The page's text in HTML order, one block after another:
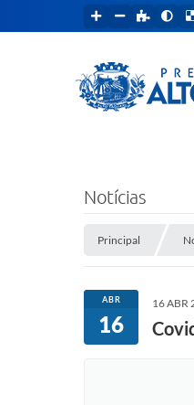
Notícias
Principal
ABR
16
16 ABR